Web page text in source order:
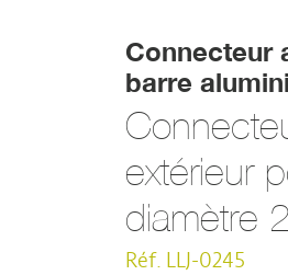
Connecteur
barre
extérieur
diamètre
Réf. LLJ-0245